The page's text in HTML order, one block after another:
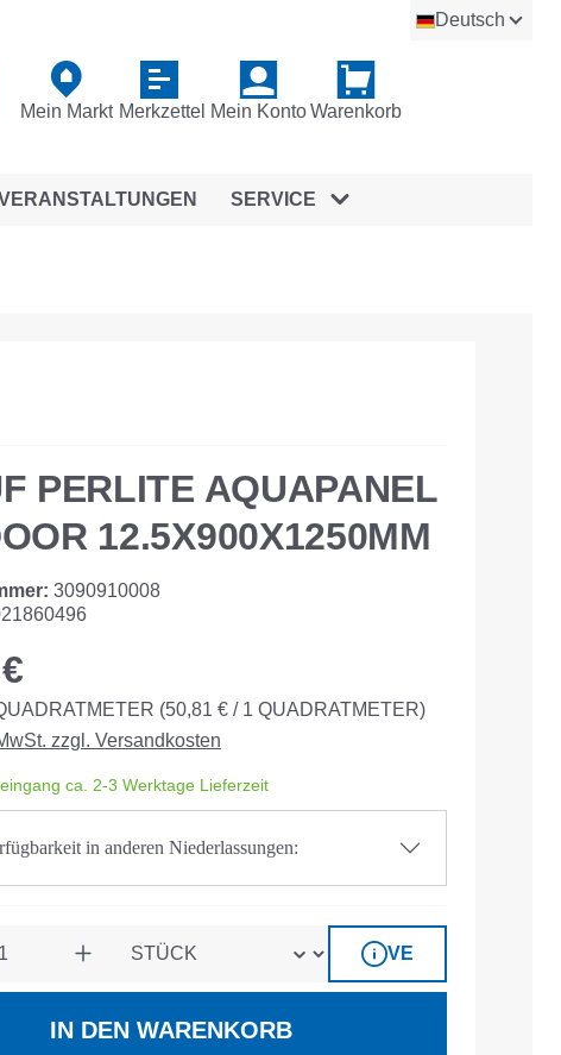
Deutsch
Mein Markt Merkzettel Mein KontoWarenkorb
SERVICE
PERLITE AQUAPANEL
12.5X900X1250MM
3090910008
(50,81 € / 1 QUADRATMETER)
zzgl. Versandkosten
ca. 2-3 Werktage Lieferzeit
in anderen Niederlassungen:
VE
IN DEN WARENKORB